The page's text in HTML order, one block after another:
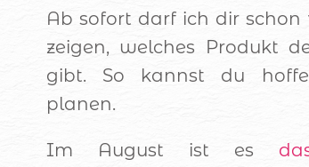
Ab sofort darf ich dir schon
zeigen, welches Produkt
gibt. So kannst du
planen.
Im August ist es